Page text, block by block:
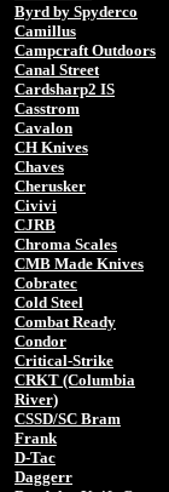
Byrd by Spyderco
Camillus
Campcraft Outdoors
Canal Street
Cardsharp2 IS
Casstrom
Cavalon
CH Knives
Chaves
Cherusker
Civivi
CJRB
Chroma Scales
CMB Made Knives
Cobratec
Cold Steel
Combat Ready
Condor
Critical-Strike
CRKT (Columbia
River)
CSSD/SC Bram
Frank
D-Tac
Daggerr